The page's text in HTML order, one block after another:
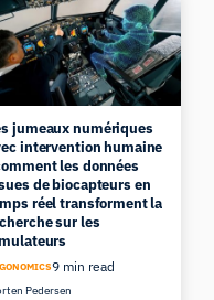
jumeaux numériques
intervention humaine
les données
de biocapteurs en
réel transforment la
sur les
9 min read
Pedersen